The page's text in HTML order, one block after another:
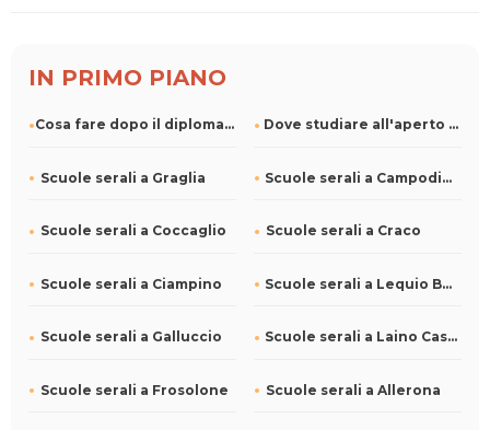
IN PRIMO PIANO
Cosa fare dopo il diploma: come fare la scelta giusta Dove studiare all'aperto a Roma
Scuole serali a Graglia Scuole serali a Campodimele
Scuole serali a Coccaglio Scuole serali a Craco
Scuole serali a Ciampino Scuole serali a Lequio Berria
Scuole serali a Galluccio Scuole serali a Laino Castello
Scuole serali a Frosolone Scuole serali a Allerona